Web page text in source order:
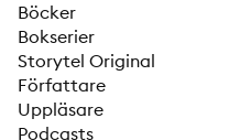
Böcker
Bokserier
Storytel Original
Författare
Uppläsare
Podcasts